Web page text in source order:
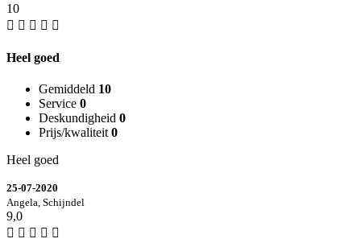
10
Heel goed
Gemiddeld 10
Service 0
Deskundigheid 0
Prijs/kwaliteit 0
Heel goed
25-07-2020
Angela, Schijndel
9,0